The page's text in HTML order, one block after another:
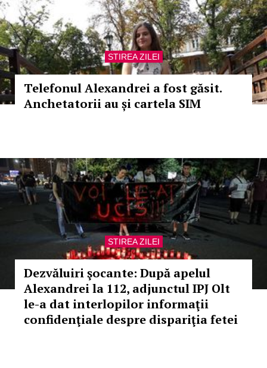
STIREA ZILEI
Telefonul Alexandrei a fost găsit.
Anchetatorii au și cartela SIM
STIREA ZILEI
Dezvăluiri şocante: După apelul
Alexandrei la 112, adjunctul IPJ Olt
le-a dat interlopilor informaţii
confidenţiale despre dispariţia fetei